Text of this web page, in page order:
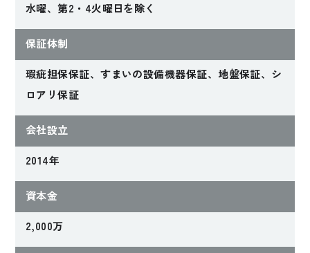
水曜、第2・4火曜日を除く
保証体制
瑕疵担保保証、すまいの設備機器保証、地盤保証、シ
ロアリ保証
会社設立
2014年
資本金
2,000万